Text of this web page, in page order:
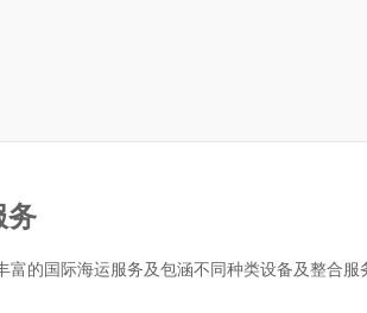
务
富的国际海运服务及包涵不同种类设备及整合